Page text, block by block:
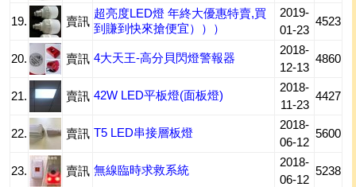
19. 賣訊
超亮度LED燈 年終大優惠特賣,買
到賺到快來搶便宜）））
2019-
01-23
4523
20. 賣訊 4大天王-高分貝閃燈警報器
2018-
12-13
4860
21. 賣訊 42W LED平板燈(面板燈)
2018-
11-23
4427
22. 賣訊 T5 LED串接層板燈
2018-
06-12
5600
23. 賣訊 無線臨時求救系統
2018-
06-12
5238